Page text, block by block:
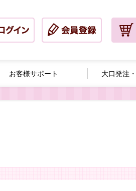
お客様サポート 大口発注・